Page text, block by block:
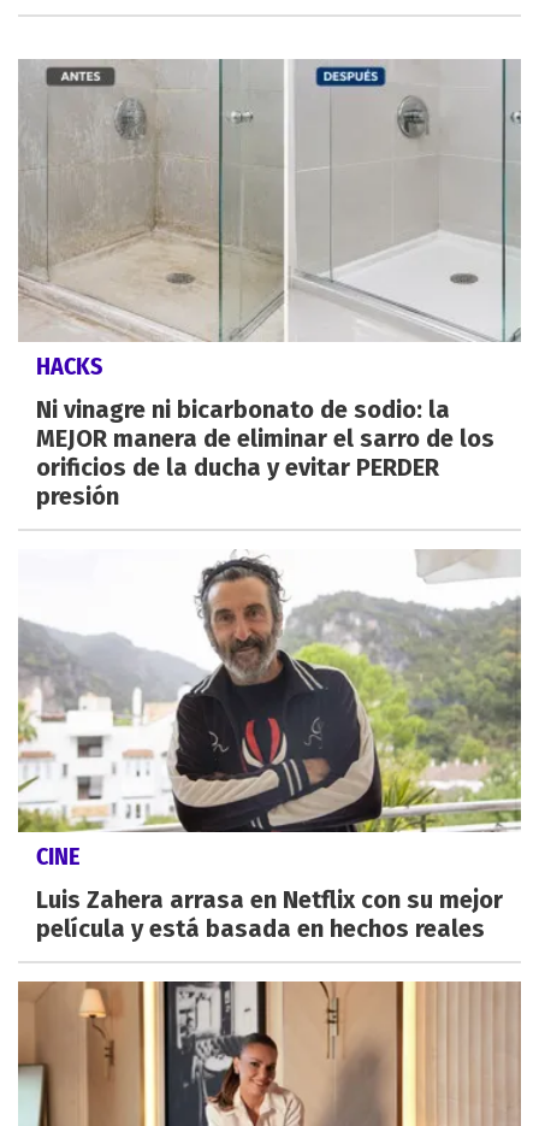
HACKS
Ni vinagre ni bicarbonato de sodio: la
MEJOR manera de eliminar el sarro de los
orificios de la ducha y evitar PERDER
presión
CINE
Luis Zahera arrasa en Netflix con su mejor
película y está basada en hechos reales